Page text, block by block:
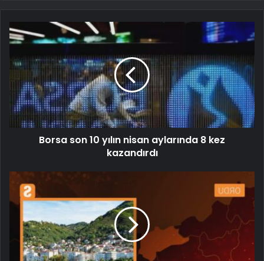
Borsa son 10 yılın nisan aylarında 8 kez
kazandırdı